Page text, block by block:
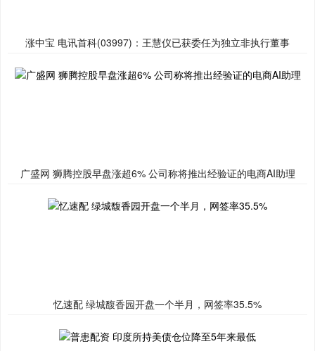
涨中宝 电讯首科(03997)：王慧仪已获委任为独立非执行董事
广盛网 狮腾控股早盘涨超6% 公司称将推出经验证的电商AI助理
忆速配 绿城馥香园开盘一个半月，网签率35.5%